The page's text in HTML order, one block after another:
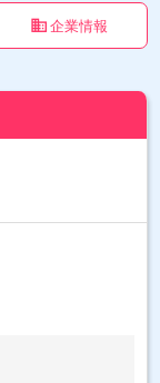
business 企業情報